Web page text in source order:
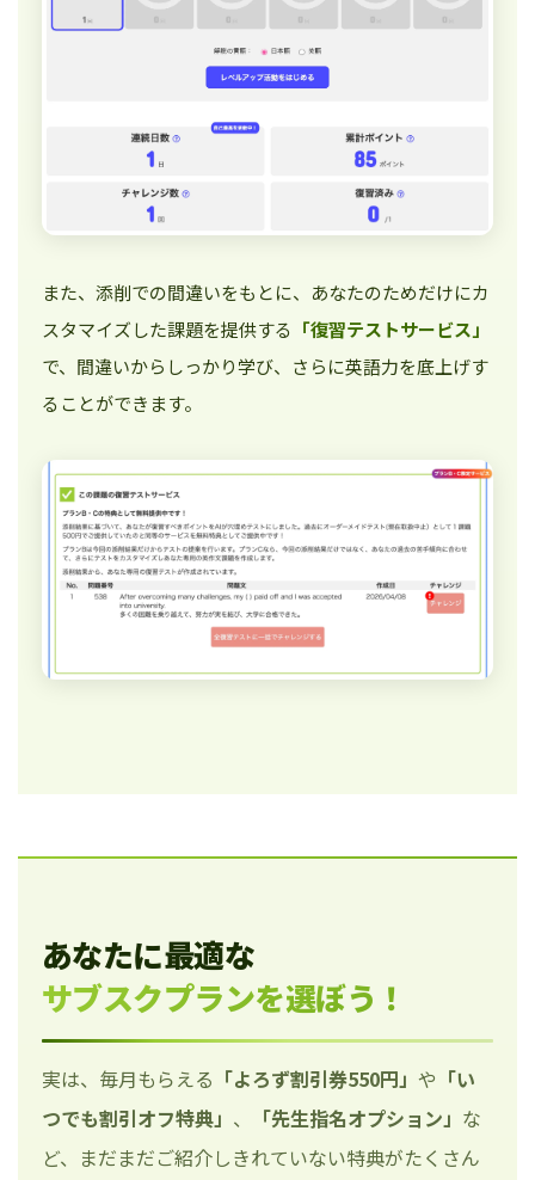
また、添削での間違いをもとに、あなたのためだけにカ
スタマイズした課題を提供する 「復習テストサービス」
で、間違いからしっかり学び、さらに英語力を底上げす
ることができます。
あなたに最適な
サブスクプランを選ぼう！
実は、毎月もらえる 「よろず割引券550円」 や 「い
つでも割引オフ特典」 、 「先生指名オプション」 な
ど、まだまだご紹介しきれていない特典がたくさん